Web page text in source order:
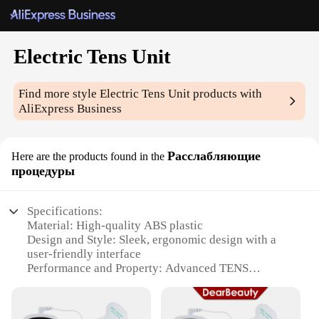
Electric Tens Unit
Find more styleElectric Tens Unit products with
AliExpress Business
Here are the products found in the Расслабляющие
процедуры
Specifications:
Material: High-quality ABS plastic
Design and Style: Sleek, ergonomic design with a
user-friendly interface
Performance and Property: Advanced TENS
Parts and Accessories: Comes with electrode pads
and a convenient carrying case